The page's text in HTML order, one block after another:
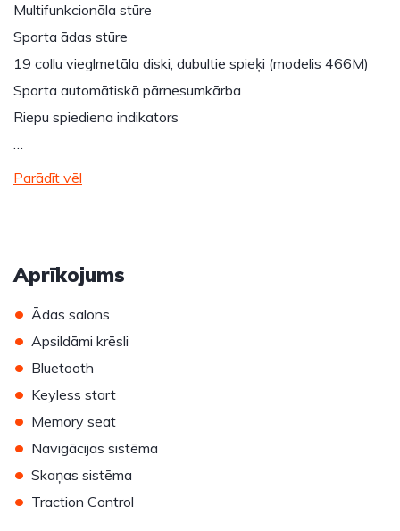
Multifunkcionāla stūre
Sporta ādas stūre
19 collu vieglmetāla diski, dubultie spieķi (modelis 466M)
Sporta automātiskā pārnesumkārba
Riepu spiediena indikators
…
Parādīt vēl
Aprīkojums
• Ādas salons
• Apsildāmi krēsli
• Bluetooth
• Keyless start
• Memory seat
• Navigācijas sistēma
• Skaņas sistēma
• Traction Control